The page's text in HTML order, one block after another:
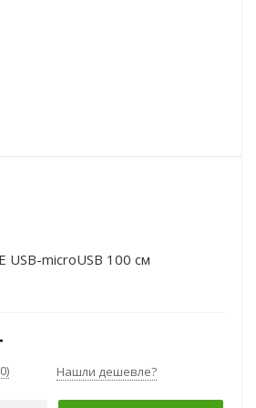
USB-microUSB 100 см
Нашли дешевле?